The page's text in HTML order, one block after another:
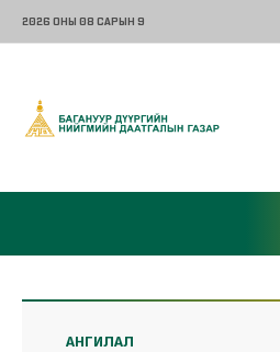
2026 ОНЫ 08 САРЫН 9
АНГИЛАЛ